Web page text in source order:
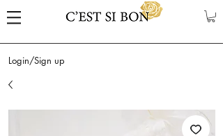
Login/Sign up